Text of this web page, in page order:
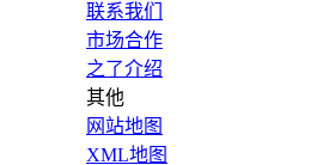
联系我们
市场合作
之了介绍
其他
网站地图
XML地图